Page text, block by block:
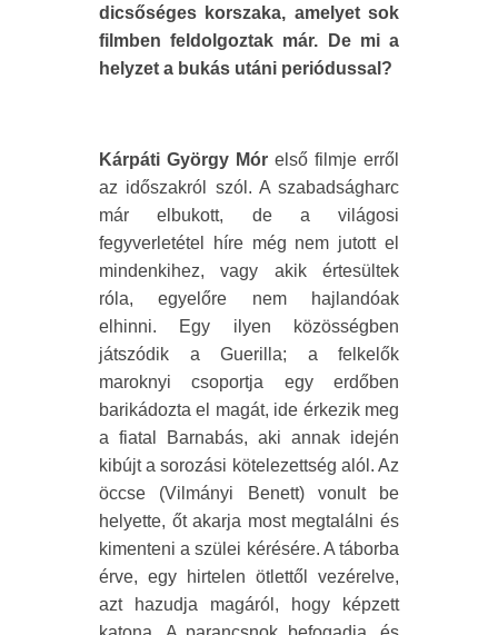
dicsőséges korszaka, amelyet sok
filmben feldolgoztak már. De mi a
helyzet a bukás utáni periódussal?
Kárpáti György Mór első filmje erről
az időszakról szól. A szabadságharc
már elbukott, de a világosi
fegyverletétel híre még nem jutott el
mindenkihez, vagy akik értesültek
róla, egyelőre nem hajlandóak
elhinni. Egy ilyen közösségben
játszódik a Guerilla; a felkelők
maroknyi csoportja egy erdőben
barikádozta el magát, ide érkezik meg
a fiatal Barnabás, aki annak idején
kibújt a sorozási kötelezettség alól. Az
öccse (Vilmányi Benett) vonult be
helyette, őt akarja most megtalálni és
kimenteni a szülei kérésére. A táborba
érve, egy hirtelen ötlettől vezérelve,
azt hazudja magáról, hogy képzett